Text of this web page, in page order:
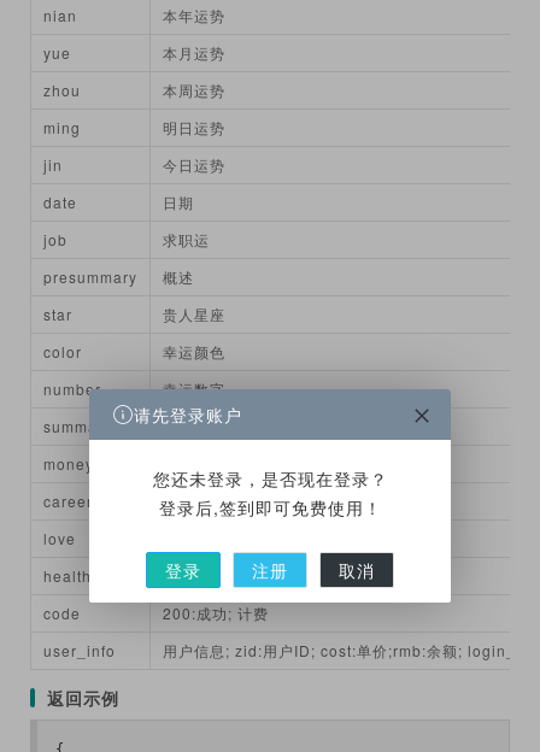
nian
本年运势
yue
本月运势
zhou
本周运势
ming
明日运势
jin
今日运势
date
日期
job
求职运
presummary
概述
star
贵人星座
color
幸运颜色
number
幸运数字
summary
综合运势
money
career
工作运势
love
health
健康运势
code
200:成功; 计费
user_info
用户信息; zid:用户ID; cost:单价;rmb:余额;
返回示例
请先登录账户
您还未登录，是否现在登录？
登录后,签到即可免费使用！
登录 注册 取消